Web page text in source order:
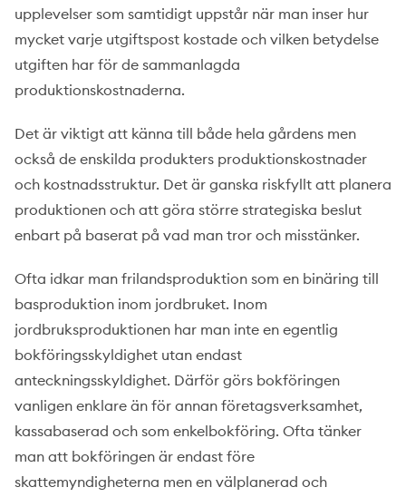
upplevelser som samtidigt uppstår när man inser hur
mycket varje utgiftspost kostade och vilken betydelse
utgiften har för de sammanlagda
produktionskostnaderna.
Det är viktigt att känna till både hela gårdens men
också de enskilda produkters produktionskostnader
och kostnadsstruktur. Det är ganska riskfyllt att planera
produktionen och att göra större strategiska beslut
enbart på baserat på vad man tror och misstänker.
Ofta idkar man frilandsproduktion som en binäring till
basproduktion inom jordbruket. Inom
jordbruksproduktionen har man inte en egentlig
bokföringsskyldighet utan endast
anteckningsskyldighet. Därför görs bokföringen
vanligen enklare än för annan företagsverksamhet,
kassabaserad och som enkelbokföring. Ofta tänker
man att bokföringen är endast före
skattemyndigheterna men en välplanerad och